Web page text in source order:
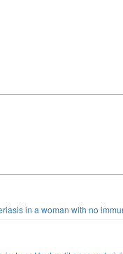
in a woman with no